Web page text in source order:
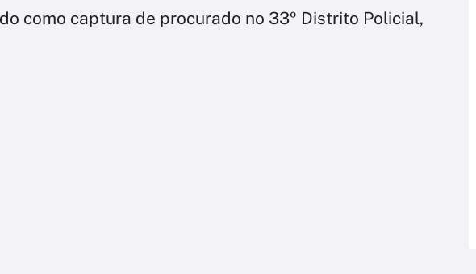
como captura de procurado no 33º Distrito Policial,